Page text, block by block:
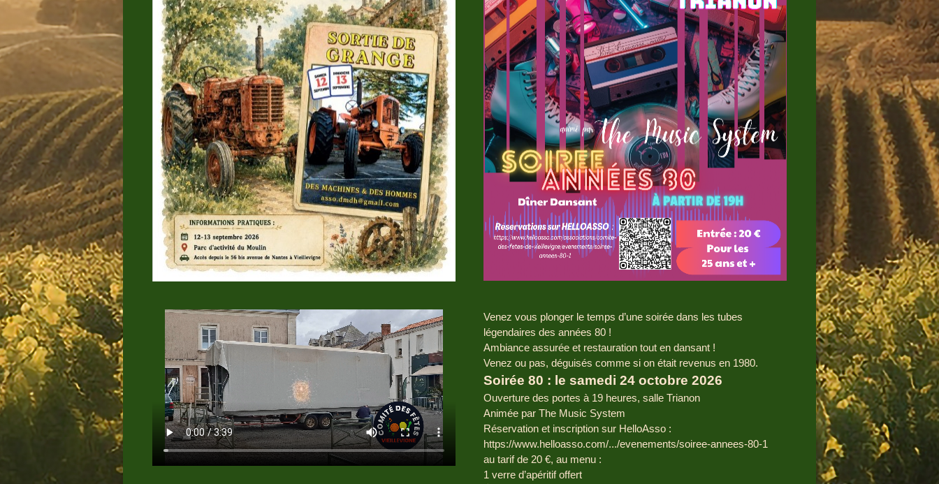
Venez vous plonger le temps d’une soirée dans les tubes
légendaires des années 80 !
Ambiance assurée et restauration tout en dansant !
Venez ou pas, déguisés comme si on était revenus en 1980.
Soirée 80 : le samedi 24 octobre 2026
Ouverture des portes à 19 heures, salle Trianon
Animée par The Music System
Réservation et inscription sur HelloAsso :
https://www.helloasso.com/.../evenements/soiree-annees-80-1
au tarif de 20 €, au menu :
1 verre d’apéritif offert